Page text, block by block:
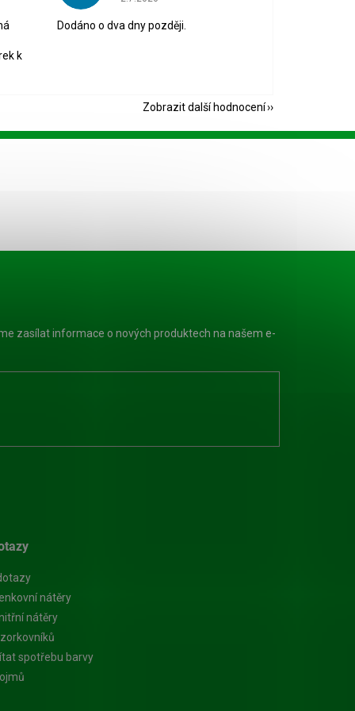
k
Dodáno o dva dny později.
Zobrazit další hodnocení
nátěry
nátěry
spotřebu barvy
zasílat informace o nových produktech na našem e-